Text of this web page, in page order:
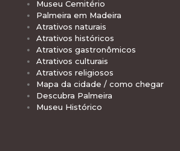
Museu Cemitério
Palmeira em Madeira
Atrativos naturais
Atrativos históricos
Atrativos gastronômicos
Atrativos culturais
Atrativos religiosos
Mapa da cidade / como chegar
Descubra Palmeira
Museu Histórico